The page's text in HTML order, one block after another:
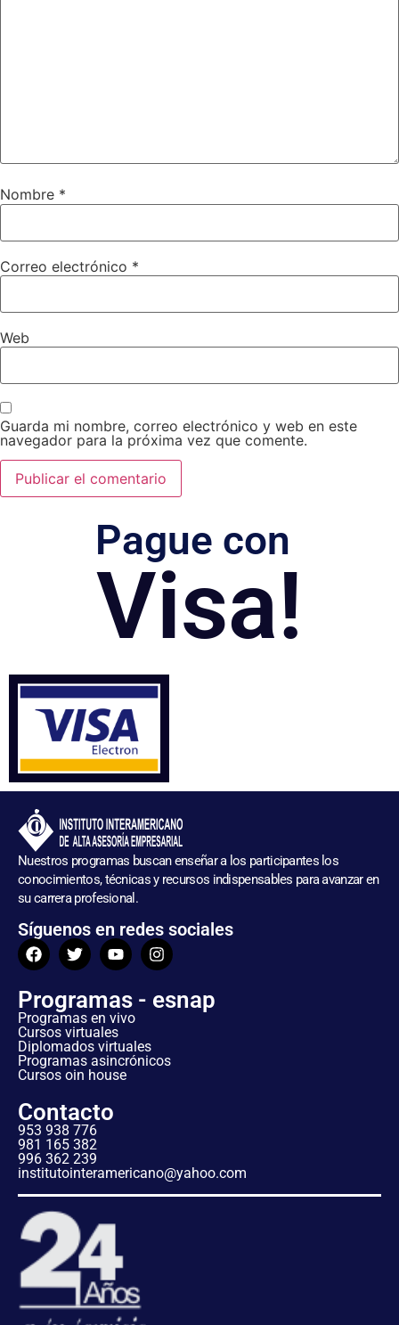
Nombre *
Correo electrónico *
Web
Guarda mi nombre, correo electrónico y web en este
navegador para la próxima vez que comente.
Pague con
Visa!
Nuestros programas buscan enseñar a los participantes los
conocimientos, técnicas y recursos indispensables para avanzar en
su carrera profesional.
Síguenos en redes sociales
Programas - esnap
Programas en vivo
Cursos virtuales
Diplomados virtuales
Programas asincrónicos
Cursos oin house
Contacto
953 938 776
981 165 382
996 362 239
institutointeramericano@yahoo.com